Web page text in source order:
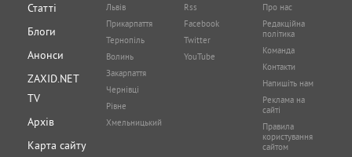
Статті
Блоги
Анонси
ZAXID.NET
TV
Архів
Карта сайту
Львів
Прикарпаття
Тернопіль
Волинь
Закарпаття
Чернівці
Рівне
Хмельницький
Rss
Facebook
Twitter
YouTube
Про нас
Редакційна
політика
Команда
Контакти
Напишіть нам
Реклама на
сайті
Правила
користування
сайтом